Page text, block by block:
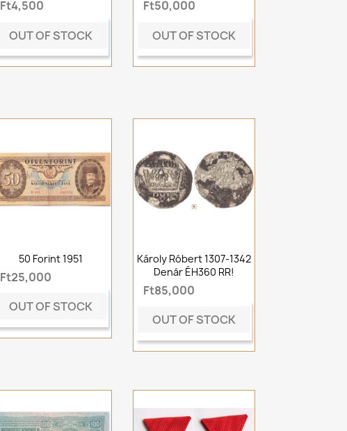
Ft4,500
OUT OF STOCK
Ft50,000
OUT OF STOCK
50 Forint 1951
Ft25,000
OUT OF STOCK
Károly Róbert 1307-1342
Denár ÉH360 RR!
Ft85,000
OUT OF STOCK